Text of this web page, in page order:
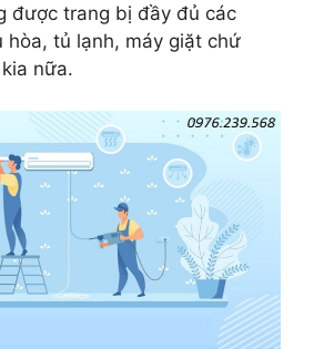
được trang bị đầy đủ các
tủ lạnh, máy giặt chứ
nữa.